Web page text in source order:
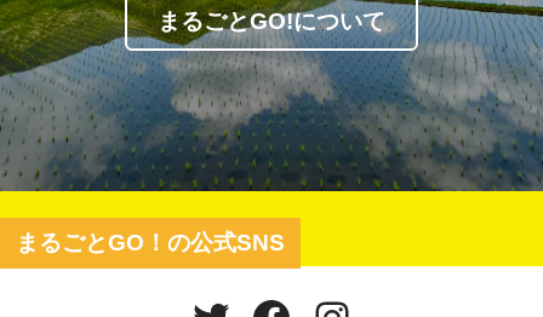
まるごとGO!について
まるごとGO！の公式SNS